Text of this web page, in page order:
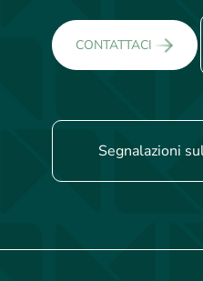
CONTATTACI
Segnalazioni